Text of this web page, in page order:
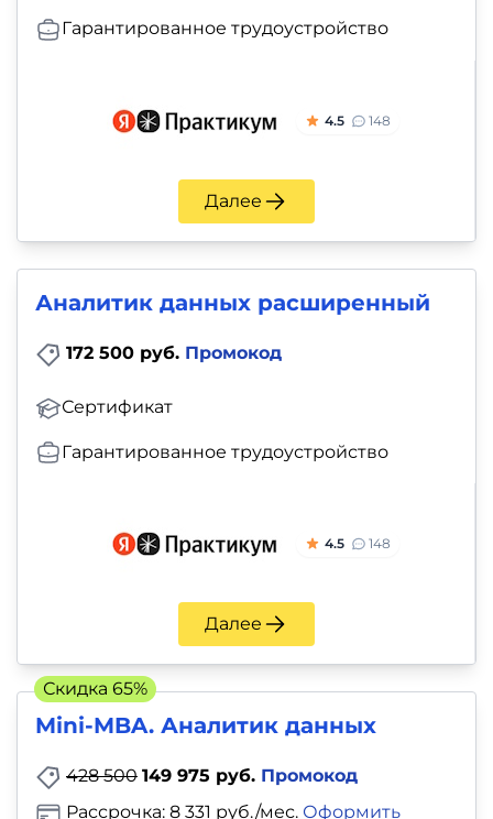
Гарантированное трудоустройство
4.5 148
Далее
Аналитик данных расширенный
172 500 руб. Промокод
Сертификат
Гарантированное трудоустройство
4.5 148
Далее
Mini-MBA. Аналитик данных
428 500 149 975 руб. Промокод
Рассрочка: 8 331 руб./мес. Оформить
Скидка 65%